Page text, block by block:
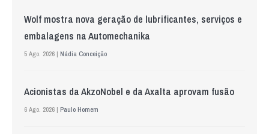
Wolf mostra nova geração de lubrificantes, serviços e
embalagens na Automechanika
5 Ago. 2026 | Nádia Conceição
Acionistas da AkzoNobel e da Axalta aprovam fusão
6 Ago. 2026 | Paulo Homem